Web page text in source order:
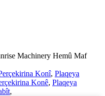
Machinery Hemû Maf
Konî, Plaqeya
Konê, Plaqeya
,